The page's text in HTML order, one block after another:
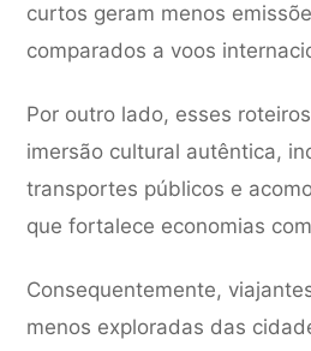
curtos geram menos
comparados a voos
Por outro lado, esses
imersão cultural autêntica,
transportes públicos e
que fortalece economias
Consequentemente,
menos exploradas das